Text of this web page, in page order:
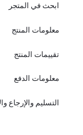
ابحث في المتجر
معلومات المنتج
تقييمات المنتج
معلومات الدفع
التسليم والإرجاع